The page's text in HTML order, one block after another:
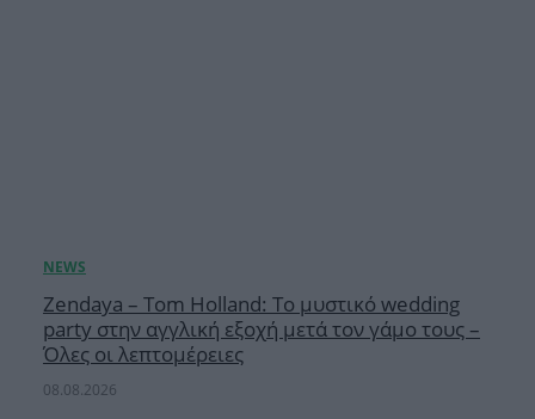
Zendaya – Tom Holland: Το μυστικό wedding
party στην αγγλική εξοχή μετά τον γάμο τους –
Όλες οι λεπτομέρειες
08.08.2026